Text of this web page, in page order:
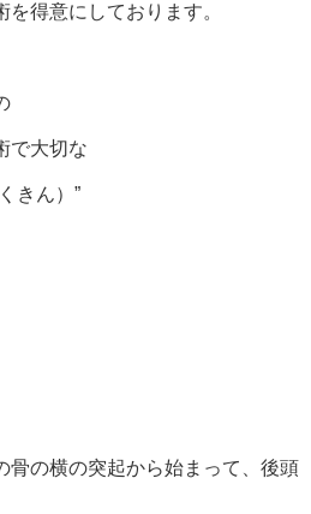
を得意にしております。
で大切な
きん）”
骨の横の突起から始まって、後頭